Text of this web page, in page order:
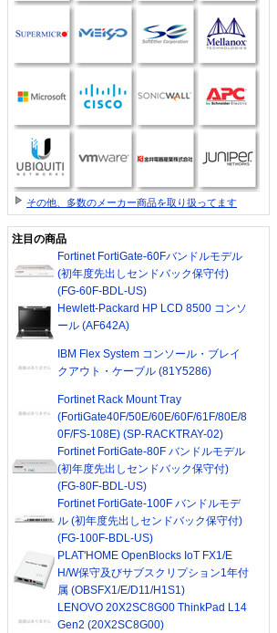
その他、多数のメーカー商品を取り扱ってます
注目の商品
Fortinet FortiGate-60Fバンドルモデル
(初年度先出しセンドバック保守付)
(FG-60F-BDL-US)
Hewlett-Packard HP LCD 8500 コンソ
ール (AF642A)
IBM Flex System コンソール・ブレイ
クアウト・ケーブル (81Y5286)
Fortinet Rack Mount Tray
(FortiGate40F/50E/60E/60F/61F/80E/8
0F/FS-108E) (SP-RACKTRAY-02)
Fortinet FortiGate-80F バンドルモデル
(初年度先出しセンドバック保守付)
(FG-80F-BDL-US)
Fortinet FortiGate-100F バンドルモデ
ル (初年度先出しセンドバック保守付)
(FG-100F-BDL-US)
PLAT'HOME OpenBlocks IoT FX1/E
H/W保守及びサブスクリプション1年付
属 (OBSFX1/E/D11/H1S1)
LENOVO 20X2SC8G00 ThinkPad L14
Gen2 (20X2SC8G00)